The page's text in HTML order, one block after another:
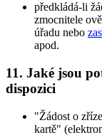
předkládá-li
zmocnitele
úřadu nebo
apod.
11. Jaké jsou
dispozici
"Žádost o
kartě"